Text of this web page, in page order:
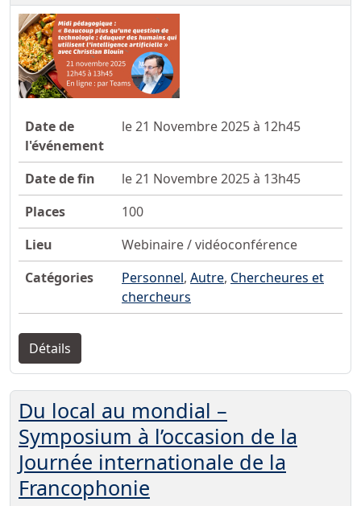
Date de
l'événement
le 21 Novembre 2025 à 12h45
Date de fin
le 21 Novembre 2025 à 13h45
Places
100
Lieu
Webinaire / vidéoconférence
Catégories
Personnel, Autre, Chercheures et
chercheurs
Détails
Du local au mondial –
Symposium à l’occasion de la
Journée internationale de la
Francophonie